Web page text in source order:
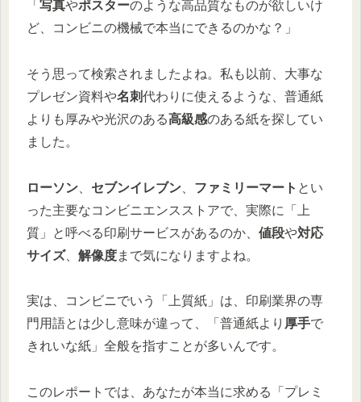
「 写真やポスターのような高品質なものが欲しいけ
ど、コンビニの機械で本当にできるのかな？」
そう思って検索されましたよね。私も以前、大事な
プレゼン資料や名刺代わりに使えるような、普通紙
よりも厚みや光沢のある高級感のある紙を探してい
ました。
ローソン セブンイレブン ファミリーマート とい
った主要なコンビニエンスストアで、実際に「上
質」と呼べる印刷サービスがあるのか、 値段や対応
サイズ、 解像度まで気になりますよね。
実は、コンビニでいう「上質紙」は、印刷業界の専
門用語とは少し意味が違って、「普通紙より 厚手で
きれいな紙」全般を指すことが多いんです。
このレポートでは、あなたが本当に求める「プレミ